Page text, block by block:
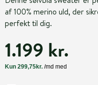
af 100% merino uld, der
perfekt til dig.
1.199 kr.